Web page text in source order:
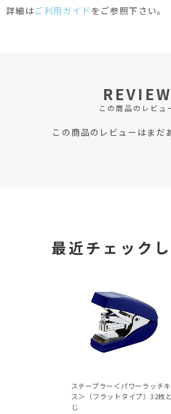
詳細はご利用ガイド をご参照下さい。
REVIEW
この商品のレビュ
この商品のレビューはまだ
最近チェック
ステープラー＜パワーラッチキ
ス＞（フラットタイプ）32枚と
じ